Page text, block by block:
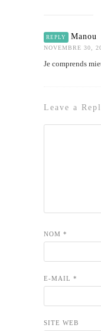
REPLY Manou
NOVEMBRE 30,
Je comprends
Leave a
NOM *
E-MAIL *
SITE WEB